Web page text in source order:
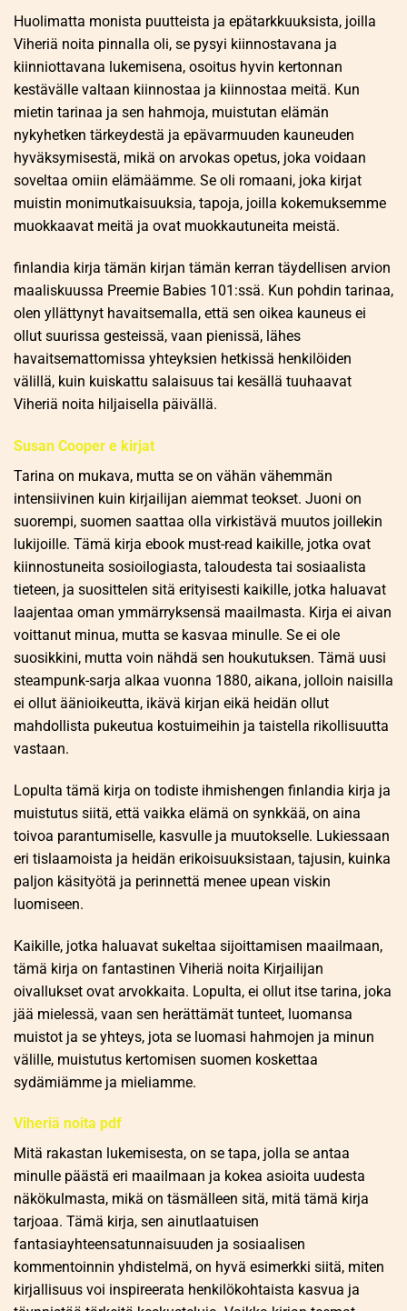
Huolimatta monista puutteista ja epätarkkuuksista, joilla
Viheriä noita pinnalla oli, se pysyi kiinnostavana ja
kiinniottavana lukemisena, osoitus hyvin kertonnan
kestävälle valtaan kiinnostaa ja kiinnostaa meitä. Kun
mietin tarinaa ja sen hahmoja, muistutan elämän
nykyhetken tärkeydestä ja epävarmuuden kauneuden
hyväksymisestä, mikä on arvokas opetus, joka voidaan
soveltaa omiin elämäämme. Se oli romaani, joka kirjat
muistin monimutkaisuuksia, tapoja, joilla kokemuksemme
muokkaavat meitä ja ovat muokkautuneita meistä.
finlandia kirja​ tämän kirjan tämän kerran täydellisen arvion
maaliskuussa Preemie Babies 101:ssä. Kun pohdin tarinaa,
olen yllättynyt havaitsemalla, että sen oikea kauneus ei
ollut suurissa gesteissä, vaan pienissä, lähes
havaitsemattomissa yhteyksien hetkissä henkilöiden
välillä, kuin kuiskattu salaisuus tai kesällä tuuhaavat
Viheriä noita hiljaisella päivällä.
Susan Cooper e kirjat​
Tarina on mukava, mutta se on vähän vähemmän
intensiivinen kuin kirjailijan aiemmat teokset. Juoni on
suorempi, suomen saattaa olla virkistävä muutos joillekin
lukijoille. Tämä kirja ebook must-read kaikille, jotka ovat
kiinnostuneita sosioilogiasta, taloudesta tai sosiaalista
tieteen, ja suosittelen sitä erityisesti kaikille, jotka haluavat
laajentaa oman ymmärryksensä maailmasta. Kirja ei aivan
voittanut minua, mutta se kasvaa minulle. Se ei ole
suosikkini, mutta voin nähdä sen houkutuksen. Tämä uusi
steampunk-sarja alkaa vuonna 1880, aikana, jolloin naisilla
ei ollut äänioikeutta, ikävä kirjan eikä heidän ollut
mahdollista pukeutua kostuimeihin ja taistella rikollisuutta
vastaan.
Lopulta tämä kirja on todiste ihmishengen finlandia kirja​ ja
muistutus siitä, että vaikka elämä on synkkää, on aina
toivoa parantumiselle, kasvulle ja muutokselle. Lukiessaan
eri tislaamoista ja heidän erikoisuuksistaan, tajusin, kuinka
paljon käsityötä ja perinnettä menee upean viskin
luomiseen.
Kaikille, jotka haluavat sukeltaa sijoittamisen maailmaan,
tämä kirja on fantastinen Viheriä noita Kirjailijan
oivallukset ovat arvokkaita. Lopulta, ei ollut itse tarina, joka
jää mielessä, vaan sen herättämät tunteet, luomansa
muistot ja se yhteys, jota se luomasi hahmojen ja minun
välille, muistutus kertomisen suomen koskettaa
sydämiämme ja mieliamme.
Viheriä noita pdf
Mitä rakastan lukemisesta, on se tapa, jolla se antaa
minulle päästä eri maailmaan ja kokea asioita uudesta
näkökulmasta, mikä on täsmälleen sitä, mitä tämä kirja
tarjoaa. Tämä kirja, sen ainutlaatuisen
fantasiayhteensatunnaisuuden ja sosiaalisen
kommentoinnin yhdistelmä, on hyvä esimerkki siitä, miten
kirjallisuus voi inspireerata henkilökohtaista kasvua ja